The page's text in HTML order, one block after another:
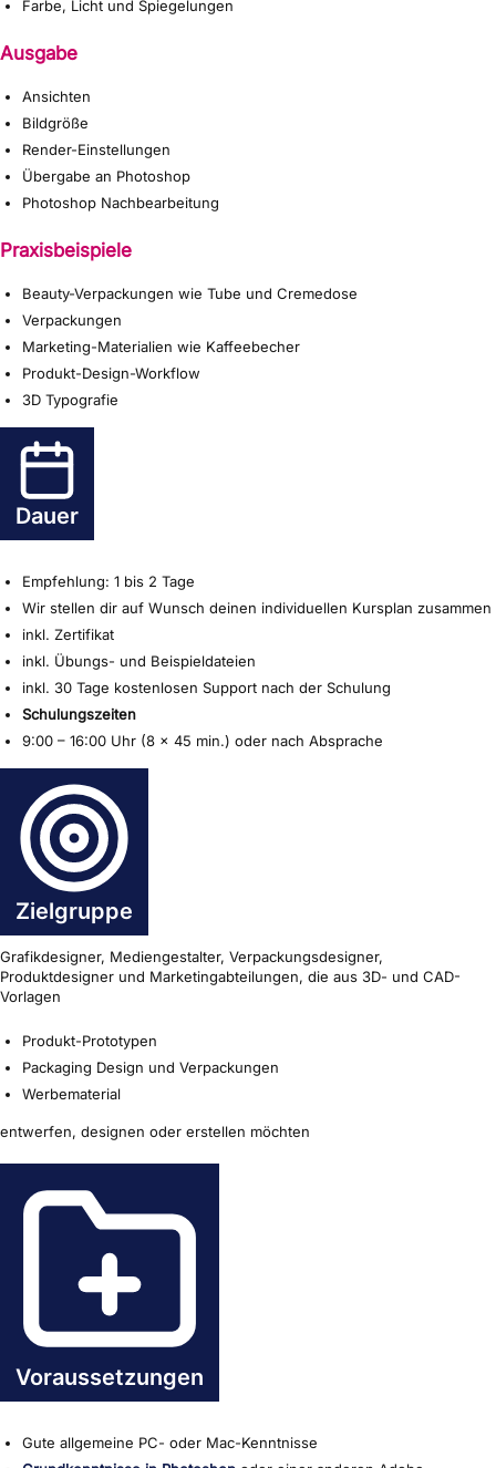
Farbe, Licht und Spiegelungen
Ausgabe
Ansichten
Bildgröße
Render-Einstellungen
Übergabe an Photoshop
Photoshop Nachbearbeitung
Praxisbeispiele
Beauty-Verpackungen wie Tube und Cremedose
Verpackungen
Marketing-Materialien wie Kaffeebecher
Produkt-Design-Workflow
3D Typografie
Dauer
Empfehlung: 1 bis 2 Tage
Wir stellen dir auf Wunsch deinen individuellen Kursplan zusammen
inkl. Zertifikat
inkl. Übungs- und Beispieldateien
inkl. 30 Tage kostenlosen Support nach der Schulung
Schulungszeiten
9:00 – 16:00 Uhr (8 x 45 min.) oder nach Absprache
Zielgruppe
Grafikdesigner, Mediengestalter, Verpackungsdesigner,
Produktdesigner und Marketingabteilungen, die aus 3D- und CAD-
Vorlagen
Produkt-Prototypen
Packaging Design und Verpackungen
Werbematerial
entwerfen, designen oder erstellen möchten
Voraussetzungen
Gute allgemeine PC- oder Mac-Kenntnisse